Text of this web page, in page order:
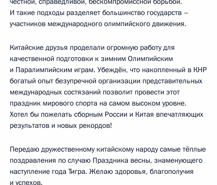
И такие подходы разделяет большинство государств –
участников международного олимпийского движения.
Китайские друзья проделали огромную работу для
качественной подготовки к зимним Олимпийским
и Паралимпийским играм. Убеждён, что накопленный в КНР
богатый опыт безупречной организации представительных
международных состязаний позволит провести этот
праздник мирового спорта на самом высоком уровне.
Хотел бы пожелать сборным России и Китая впечатляющих
результатов и новых рекордов!
Передаю дружественному китайскому народу самые тёплые
поздравления по случаю Праздника весны, знаменующего
наступление года Тигра. Желаю здоровья, благополучия
и успехов.